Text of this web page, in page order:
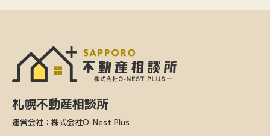
札幌不動産相談所
運営会社：株式会社O-Nest Plus